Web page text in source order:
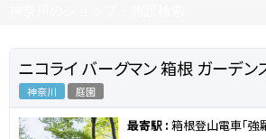
ニコライ バーグマン 箱根 ガーデン
神奈川 庭園
最寄駅 : 箱根登山電車「強